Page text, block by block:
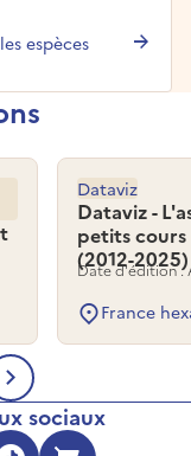
espèces
1 2 3
document 4
Dataviz -
petits cours
(2012-2025)
Dataviz
Date d'édition :
France
Document
sociaux